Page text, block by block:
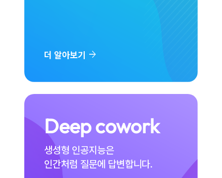
더 알아보기 arrow_forward
Deep cowork
생성형 인공지능은
인간처럼 질문에 답변합니다.